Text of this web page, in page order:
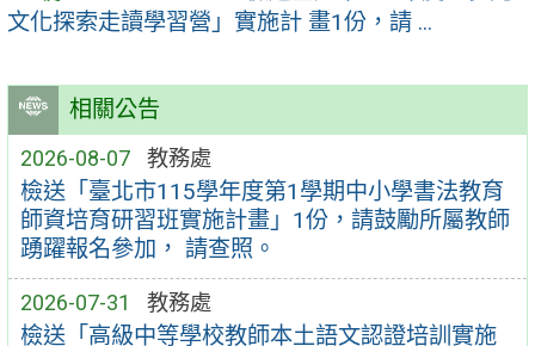
相關公告
2026-08-07 教務處
檢送「臺北市115學年度第1學期中小學書法教育
師資培育研習班實施計畫」1份，請鼓勵所屬教師
踴躍報名參加， 請查照。
2026-07-31 教務處
檢送「高級中等學校教師本土語文認證培訓實施
文化探索走讀學習營」實施計 畫1份，請 ...